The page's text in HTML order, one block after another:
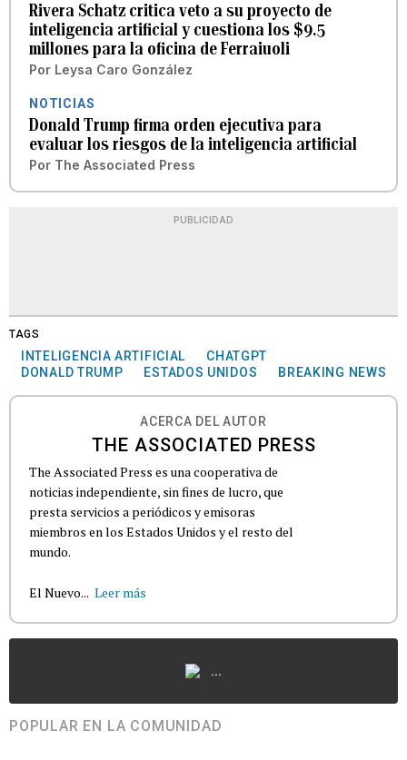
Rivera Schatz critica veto a su proyecto de
inteligencia artificial y cuestiona los $9.5
millones para la oficina de Ferraiuoli
Por Leysa Caro González
NOTICIAS
Donald Trump firma orden ejecutiva para
evaluar los riesgos de la inteligencia artificial
Por The Associated Press
PUBLICIDAD
TAGS
INTELIGENCIA ARTIFICIAL
CHATGPT
DONALD TRUMP
ESTADOS UNIDOS BREAKING NEWS
ACERCA DEL AUTOR
THE ASSOCIATED PRESS
The Associated Press es una cooperativa de
noticias independiente, sin fines de lucro, que
presta servicios a periódicos y emisoras
miembros en los Estados Unidos y el resto del
mundo.
El Nuevo... Leer más
...
POPULAR EN LA COMUNIDAD